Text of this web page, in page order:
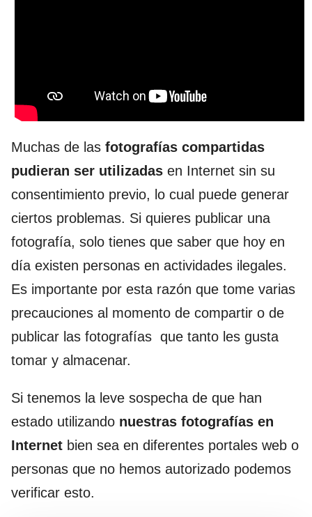
Muchas de las fotografías compartidas
pudieran ser utilizadas en Internet sin su
consentimiento previo, lo cual puede generar
ciertos problemas. Si quieres publicar una
fotografía, solo tienes que saber que hoy en
día existen personas en actividades ilegales.
Es importante por esta razón que tome varias
precauciones al momento de compartir o de
publicar las fotografías que tanto les gusta
tomar y almacenar.
Si tenemos la leve sospecha de que han
estado utilizando nuestras fotografías en
Internet bien sea en diferentes portales web o
personas que no hemos autorizado podemos
verificar esto.